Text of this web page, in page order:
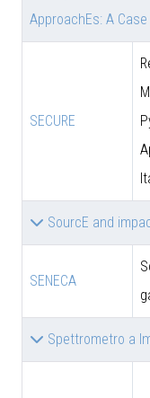
ApproachEs: A
SECURE
SourcE and
SENECA
Spettrometro a